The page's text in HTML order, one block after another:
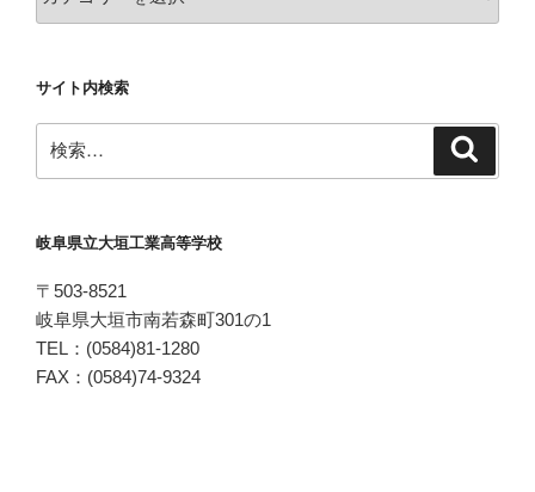
テ
ー
サイト内検索
索:
岐阜県立大垣工業高等学校
〒503-8521
岐阜県大垣市南若森町301の1
TEL：(0584)81-1280
FAX：(0584)74-9324